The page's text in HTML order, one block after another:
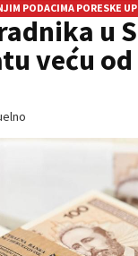
PODACIMA PORESKE
u
veću